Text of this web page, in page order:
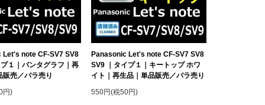
Let's note CF-SV7 SV8
１｜パンタグラフ｜再
販売／バラ売り
円)
Panasonic Let's note CF-SV7 SV8
SV9 ｜タイプ１｜キートップ ホワ
イト｜再生品｜単品販売／バラ売り
550円(税50円)